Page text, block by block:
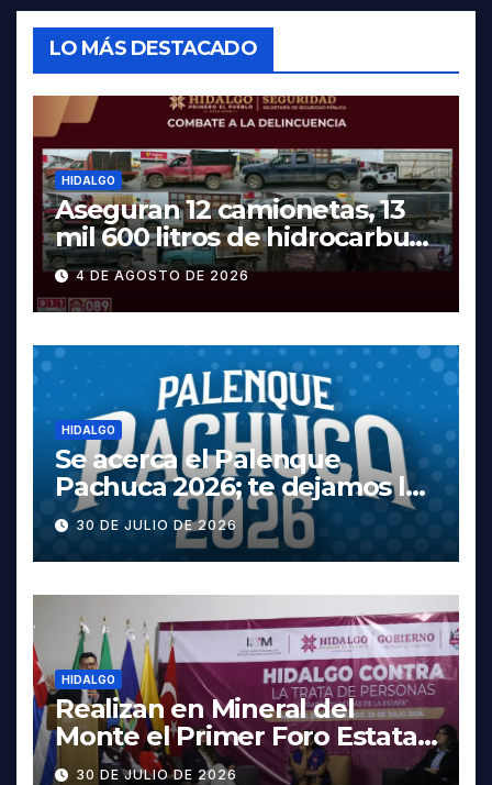
LO MÁS DESTACADO
HIDALGO
Aseguran 12 camionetas, 13
mil 600 litros de hidrocarburo
y dos vehículos robados en
Tula
4 DE AGOSTO DE 2026
HIDALGO
Se acerca el Palenque
Pachuca 2026; te dejamos la
cartelera completa, las
fechas y los precios
30 DE JULIO DE 2026
HIDALGO
Realizan en Mineral del
Monte el Primer Foro Estatal
contra la Trata de Personas
30 DE JULIO DE 2026